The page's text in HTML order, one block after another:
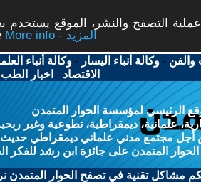
التصفح والنشر، الموقع يستخدم
More info - المزيد
والفن -وكالة أنباء اليسار -وكالة أنباء
الاقتصاد - اخبار
الرئيسي لمؤسسة الحوار المتمدن
علمانية، ديمقراطية، تطوعية وغير
مجتمع مدني علماني ديمقراطي حديث
المتمدن على جائزة ابن رشد للفكر
مشاكل تقنية في تصفح الحوار المتمدن